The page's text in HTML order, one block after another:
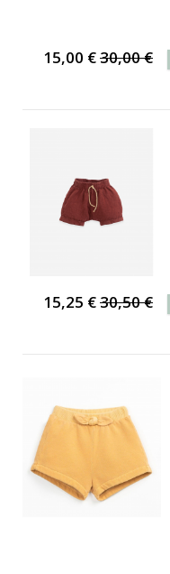
15,00 €30,00 €
15,25 €30,50 €